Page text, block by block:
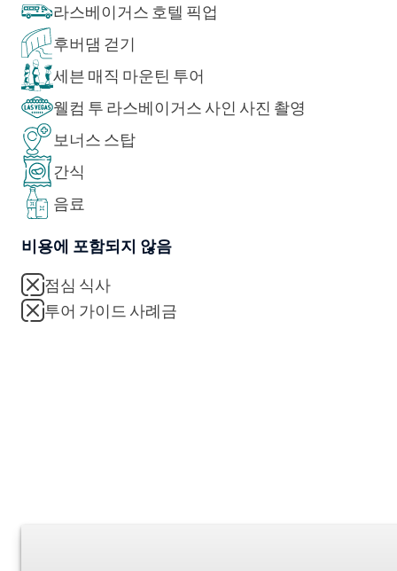
라스베이거스 호텔 픽업
후버댐 걷기
세븐 매직 마운틴 투어
웰컴 투 라스베이거스 사인 사진 촬영
보너스 스탑
간식
음료
비용에 포함되지 않음
점심 식사
투어 가이드 사례금